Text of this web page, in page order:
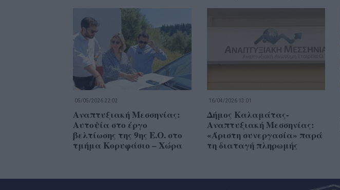
05/05/2026 22:02
Αναπτυξιακή Μεσσηνίας:
Αυτοψία στο έργο
βελτίωσης της 9ης Ε.Ο. στο
τμήμα Κορυφάσιο – Χώρα
16/04/2026 13:01
Δήμος Καλαμάτας-
Αναπτυξιακή Μεσσηνίας:
«Άριστη συνεργασία» παρά
τη διαταγή πληρωμής